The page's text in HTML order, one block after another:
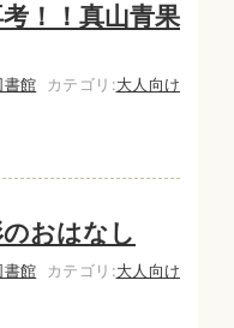
考！！真山青果
書館 カテゴリ:大人向け
のおはなし
書館 カテゴリ:大人向け